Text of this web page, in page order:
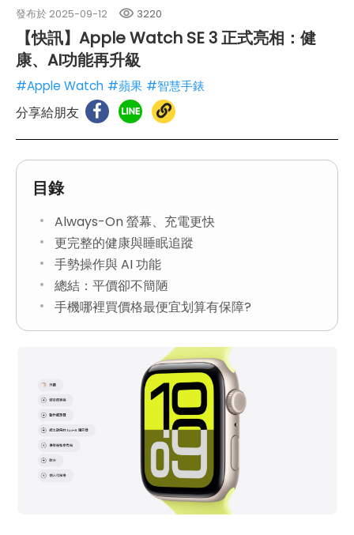
發布於 2025-09-12 3220
【快訊】Apple Watch SE 3 正式亮相：健
康、AI功能再升級
#Apple Watch #蘋果 #智慧手錶
分享給朋友
目錄
Always-On 螢幕、充電更快
更完整的健康與睡眠追蹤
手勢操作與 AI 功能
總結：平價卻不簡陋
手機哪裡買價格最便宜划算有保障?